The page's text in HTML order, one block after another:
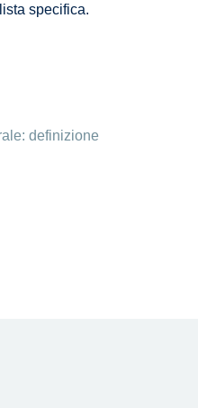
specifica.
definizione